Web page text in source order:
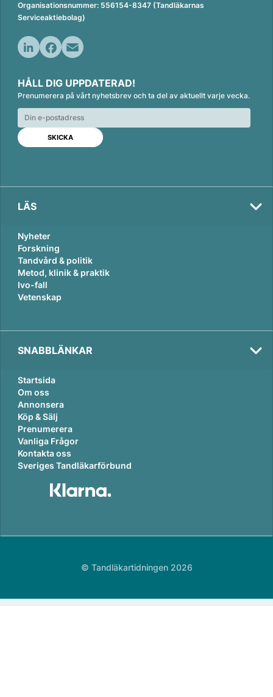
Organisationsnummer: 556154-8347 (Tandläkarnas
Serviceaktiebolag)
n
k
e
d
n
c
e
b
o
o
k
a
i
l
HÅLL DIG UPPDATERAD!
Prenumerera på vårt nyhetsbrev och ta del av aktuellt varje vecka.
LÄS
Nyheter
Forskning
Tandvård & politik
Metod, klinik & praktik
Ivo-fall
Vetenskap
SNABBLÄNKAR
Startsida
Om oss
Annonsera
Köp & Sälj
Prenumerera
Vanliga Frågor
Kontakta oss
Sveriges Tandläkarförbund
© Tandläkartidningen 2026